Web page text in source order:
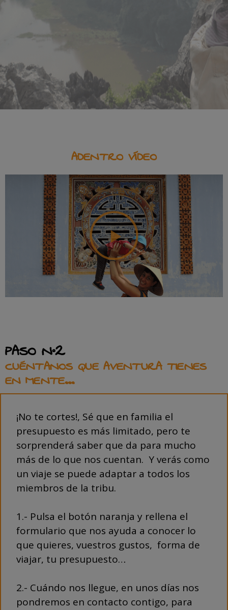
ADENTRO VÍDEO
PASO Nº2
CUÉNTANOS QUE AVENTURA TIENES
EN MENTE…
¡No te cortes!, Sé que en familia el
presupuesto es más limitado, pero te
sorprenderá saber que da para mucho
más de lo que nos cuentan. Y verás como
un viaje se puede adaptar a todos los
miembros de la tribu.
1.- Pulsa el botón naranja y rellena el
formulario que nos ayuda a conocer lo
que quieres, vuestros gustos, forma de
viajar, tu presupuesto…
2.- Cuándo nos llegue, en unos días nos
pondremos en contacto contigo, para